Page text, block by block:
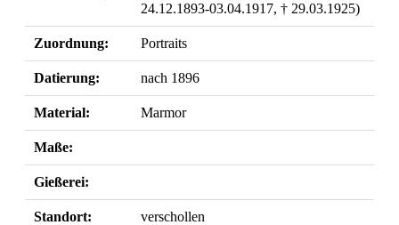
24.12.1893-03.04.1917, † 29.03.1925)
Zuordnung: Portraits
Datierung: nach 1896
Material: Marmor
Maße:
Gießerei:
Standort: verschollen